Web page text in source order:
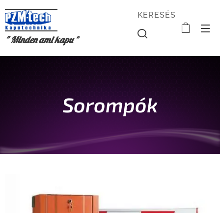
" Minden ami kapu "
KERESÉS
Sorompók